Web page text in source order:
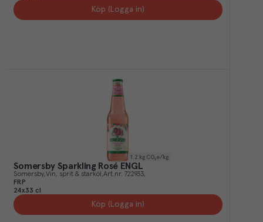
Köp (Logga in)
1.2 kg CO₂e/kg
Somersby Sparkling Rosé ENGL
Somersby Vin, sprit & starköl Art.nr. 722933
FRP
24x33 cl
Köp (Logga in)